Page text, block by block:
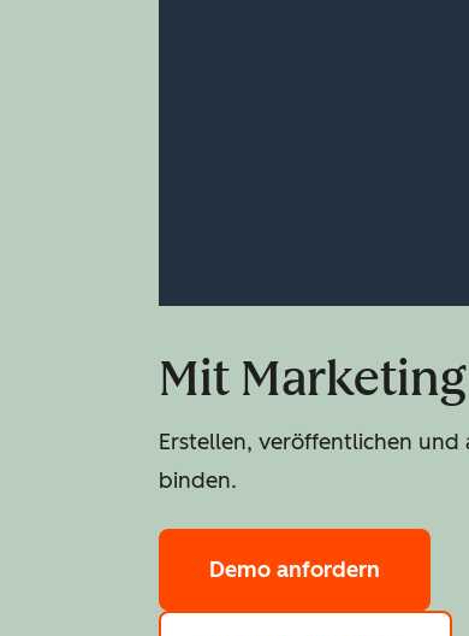
Mit
Erstellen, veröffentlichen und
binden.
Demo anfordern